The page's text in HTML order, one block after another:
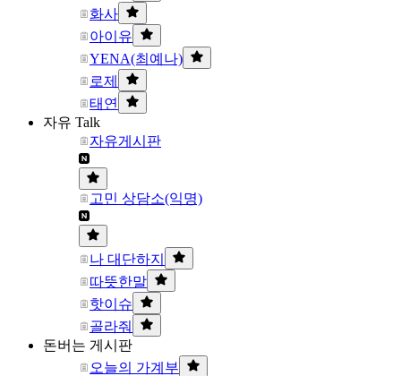
화사
아이유
YENA(최예나)
로제
태연
자유 Talk
자유게시판
고민 상담소(익명)
나 대단하지
따뜻한말
핫이슈
골라줘
돈버는 게시판
오늘의 가계부